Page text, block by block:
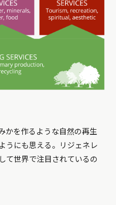
かを作るような自然の再生
うにも思える。リジェネレ
て世界で注目されているの